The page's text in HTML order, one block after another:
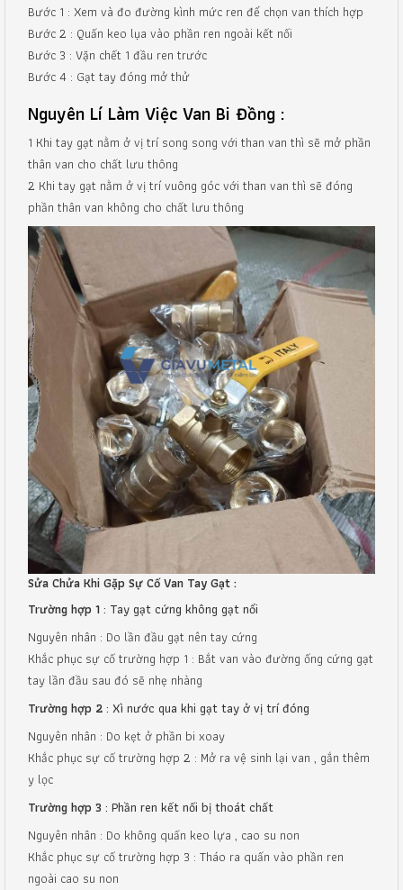
Bước 1 : Xem và đo đường kình mức ren để chọn van thích hợp
Bước 2 : Quấn keo lụa vào phần ren ngoài kết nối
Bước 3 : Vặn chết 1 đầu ren trước
Bước 4 : Gạt tay đóng mở thử
Nguyên Lí Làm Việc Van Bi Đồng :
1 Khi tay gạt nằm ở vị trí song song với than van thì sẽ mở phần
thân van cho chất lưu thông
2 Khi tay gạt nằm ở vị trí vuông góc với than van thì sẽ đóng
phần thân van không cho chất lưu thông
Sửa Chửa Khi Gặp Sự Cố Van Tay Gạt :
Trường hợp 1: Tay gạt cứng không gạt nổi
Nguyên nhân : Do lần đầu gạt nên tay cứng
Khắc phục sự cố trường hợp 1 : Bắt van vào đường ống cứng gạt
tay lần đầu sau đó sẽ nhẹ nhàng
Trường hợp 2: Xì nước qua khi gạt tay ở vị trí đóng
Nguyên nhân : Do kẹt ở phần bi xoay
Khắc phục sự cố trường hợp 2 : Mở ra vệ sinh lại van , gắn thêm
y lọc
Trường hợp 3 : Phần ren kết nối bị thoát chất
Nguyên nhân : Do không quấn keo lựa , cao su non
Khắc phục sự cố trường hợp 3 : Tháo ra quấn vào phần ren
ngoài cao su non